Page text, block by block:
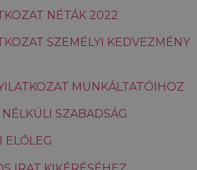
NÉTÁK 2022
SZEMÉLYI KEDVEZMÉNY
MUNKÁLTATÓIHOZ
SZABADSÁG
ELŐLEG